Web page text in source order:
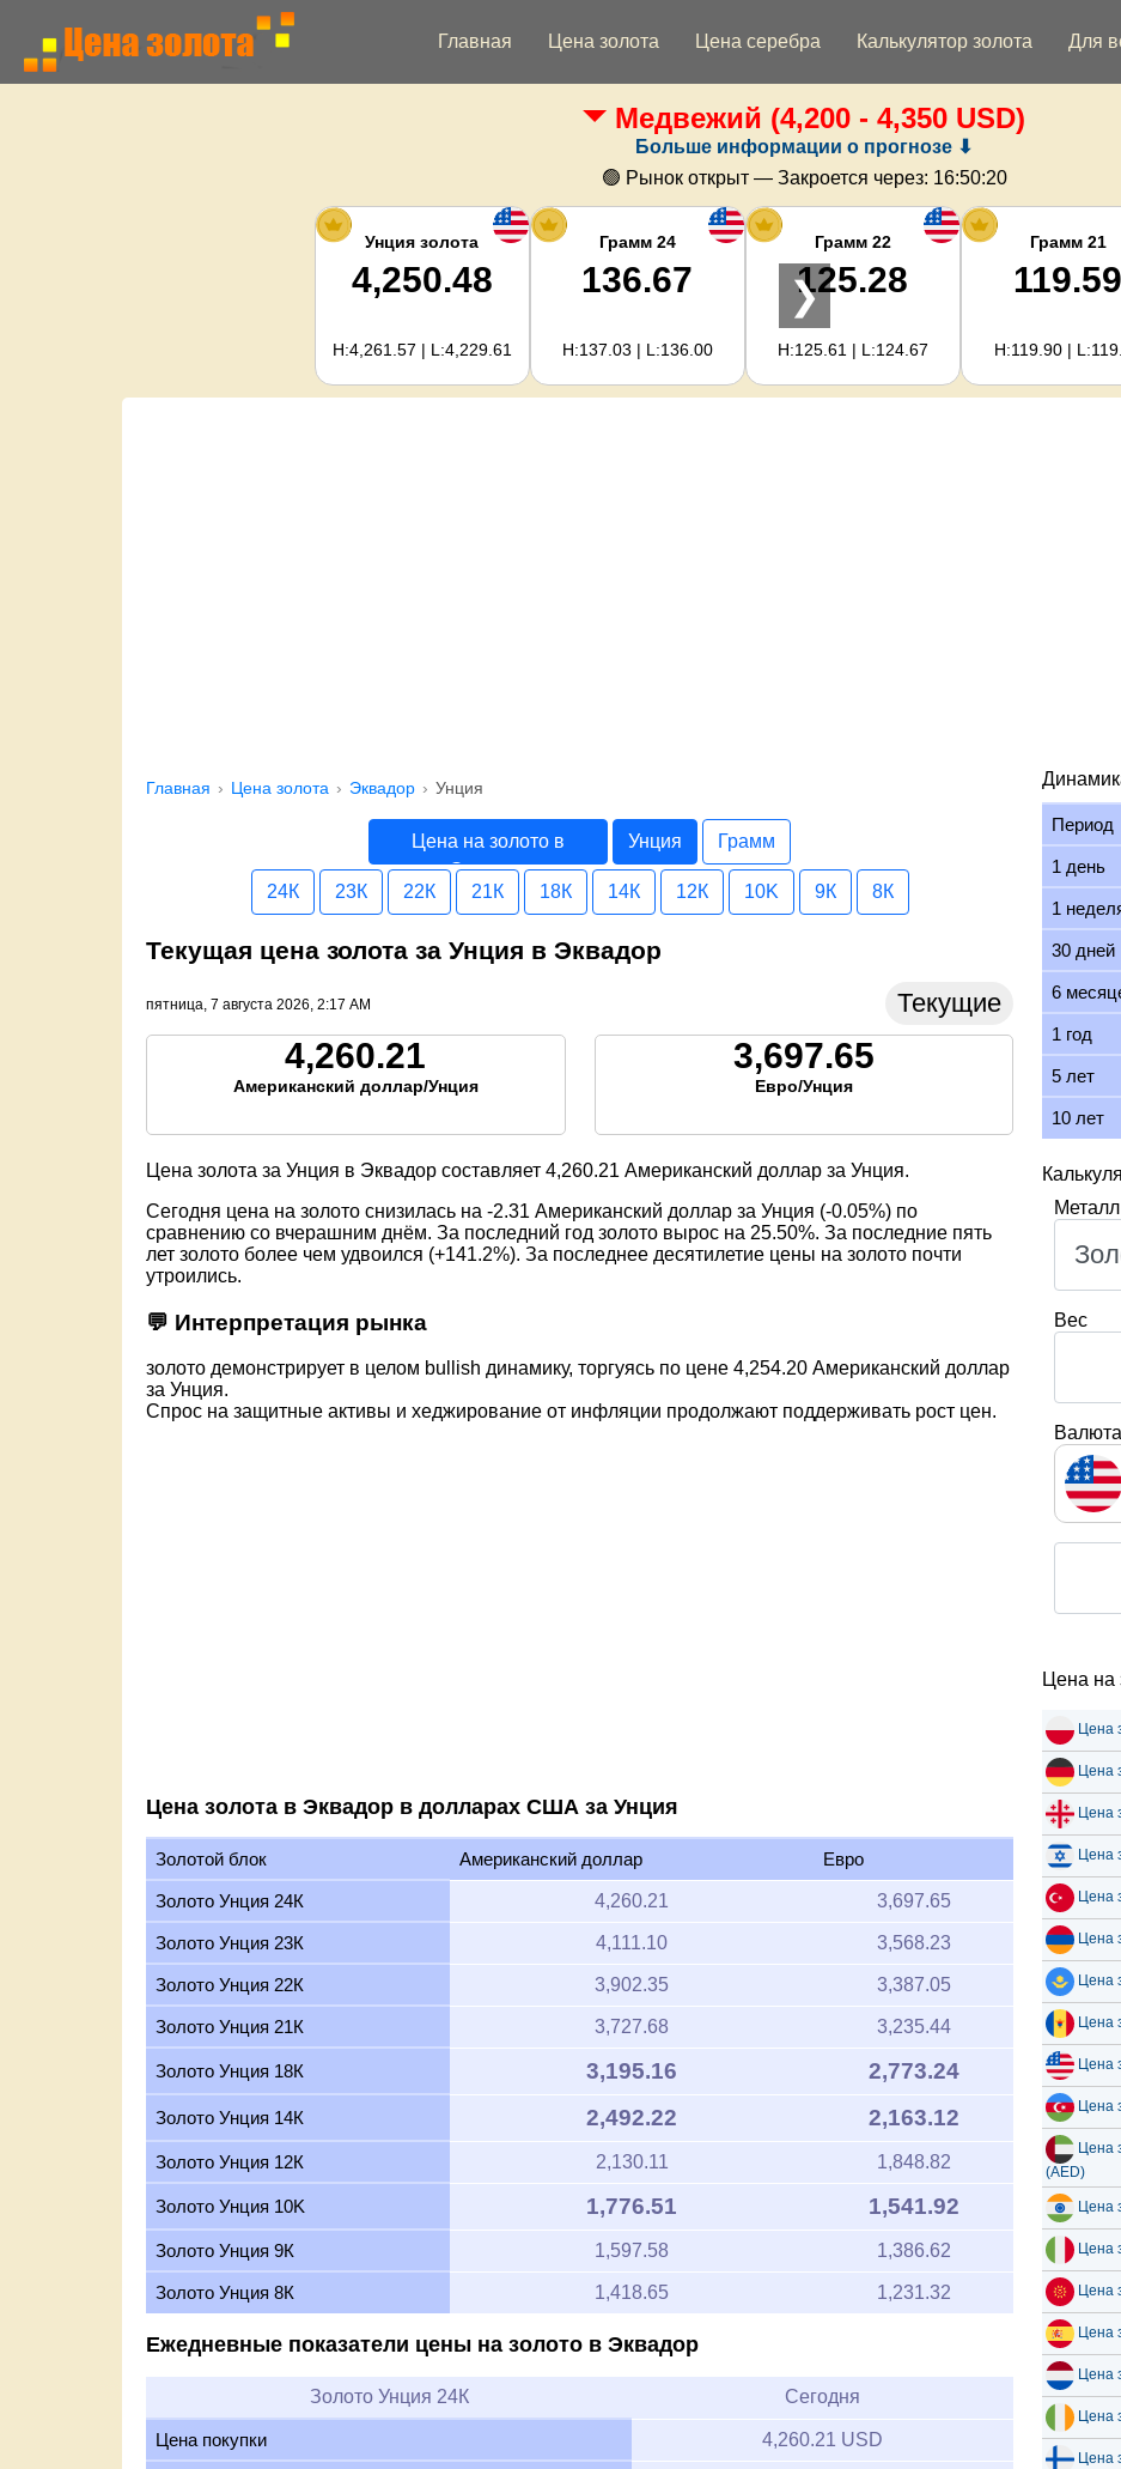
Главная Цена золота Цена серебра Калькулятор золота Для
Медвежий (4,200 - 4,350 USD)
Больше информации о прогнозе ⬇
🟢 Рынок открыт — Закроется через: 16:50:20
Унция золота
4,250.48
H:4,261.57 | L:4,229.61
Грамм 24
136.67
H:137.03 | L:136.00
Грамм 22
125.28
H:125.61 | L:124.67
Грамм 21
119.59
H:119.90 |
❯
Главная Цена золота Эквадор Унция
Цена на золото в
Эквадор
Унция Грамм
24К 23К 22К 21К 18К 14К 12К 10K 9К 8К
Текущая цена золота за Унция в Эквадор
пятница, 7 августа 2026, 2:17 AM Текущие
4,260.21
Американский доллар/Унция
3,697.65
Евро/Унция
Цена золота за Унция в Эквадор составляет 4,260.21 Американский доллар за Унция.
Сегодня цена на золото снизилась на -2.31 Американский доллар за Унция (-0.05%) по
сравнению со вчерашним днём. За последний год золото вырос на 25.50%. За последние пять
лет золото более чем удвоился (+141.2%). За последнее десятилетие цены на золото почти
утроились.
💬 Интерпретация рынка
золото демонстрирует в целом bullish динамику, торгуясь по цене 4,254.20 Американский доллар
за Унция.
Спрос на защитные активы и хеджирование от инфляции продолжают поддерживать рост цен.
Цена золота в Эквадор в долларах США за Унция
Золотой блок Американский доллар Евро
Золото Унция 24К 4,260.21 3,697.65
Золото Унция 23К 4,111.10 3,568.23
Золото Унция 22К 3,902.35 3,387.05
Золото Унция 21К 3,727.68 3,235.44
Золото Унция 18К 3,195.16 2,773.24
Золото Унция 14К 2,492.22 2,163.12
Золото Унция 12К 2,130.11 1,848.82
Золото Унция 10K 1,776.51 1,541.92
Золото Унция 9К 1,597.58 1,386.62
Золото Унция 8К 1,418.65 1,231.32
Ежедневные показатели цены на золото в Эквадор
Золото Унция 24К Сегодня
Цена покупки 4,260.21 USD
Период
1 день
1
30 дней
6
1 год
5 лет
10 лет
Металл
Вес
Валюта
Цена на
Цена
Цена
Цена
Цена
Цена
Цена
Цена
Цена
Цена
Цена
Цена
(AED)
Цена
Цена
Цена
Цена
Цена
Цена
Цена